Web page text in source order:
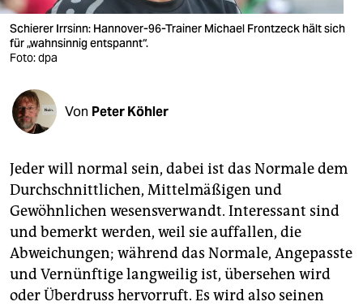
verlag
verlag
shop
fragen & hilfe
unterstützen
abo
genossenschaft
epaper login
Schierer Irrsinn: Hannover-96-Trainer Michael Frontzeck hält sich
für „wahnsinnig entspannt“.
Foto: dpa
Von Peter Köhler
Jeder will normal sein, dabei ist das Normale dem
Durchschnittlichen, Mittelmäßigen und
Gewöhnlichen wesensverwandt. Interessant sind
und bemerkt werden, weil sie auffallen, die
Abweichungen; während das Normale, Angepasste
und Vernünftige langweilig ist, übersehen wird
oder Überdruss hervorruft. Es wird also seinen